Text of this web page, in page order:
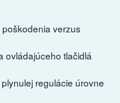
verzus
ovládajúceho tlačidlá
regulácie úrovne